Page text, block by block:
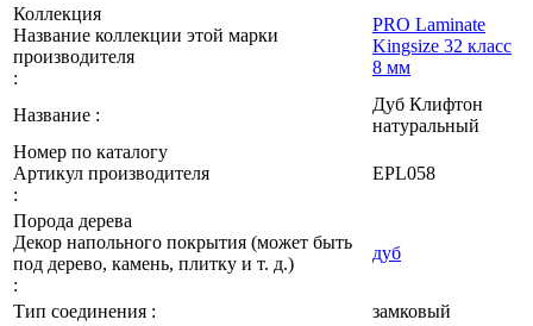
Коллекция
Название коллекции этой марки
производителя
:
PRO Laminate
Kingsize 32 класс
8 мм
Название :
Дуб Клифтон
натуральный
Номер по каталогу
Артикул производителя
:
EPL058
Порода дерева
Декор напольного покрытия (может быть
под дерево, камень, плитку и т. д.)
:
дуб
Тип соединения :
замковый